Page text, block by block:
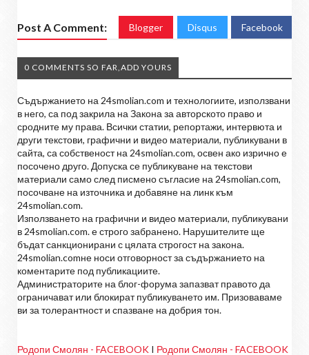
Post A Comment: Blogger Disqus Facebook
0 COMMENTS SO FAR,ADD YOURS
Съдържанието на 24smolian.com и технологиите, използвани
в него, са под закрила на Закона за авторското право и
сродните му права. Всички статии, репортажи, интервюта и
други текстови, графични и видео материали, публикувани в
сайта, са собственост на 24smolian.com, освен ако изрично е
посочено друго. Допуска се публикуване на текстови
материали само след писмено съгласие на 24smolian.com,
посочване на източника и добавяне на линк към
24smolian.com.
Използването на графични и видео материали, публикувани
в 24smolian.com. е строго забранено. Нарушителите ще
бъдат санкционирани с цялата строгост на закона.
24smolian.comне носи отговорност за съдържанието на
коментарите под публикациите.
Администраторите на блог-форума запазват правото да
ограничават или блокират публикуването им. Призоваваме
ви за толерантност и спазване на добрия тон.
Родопи Смолян - FACEBOOK I Родопи Смолян - FACEBOOK